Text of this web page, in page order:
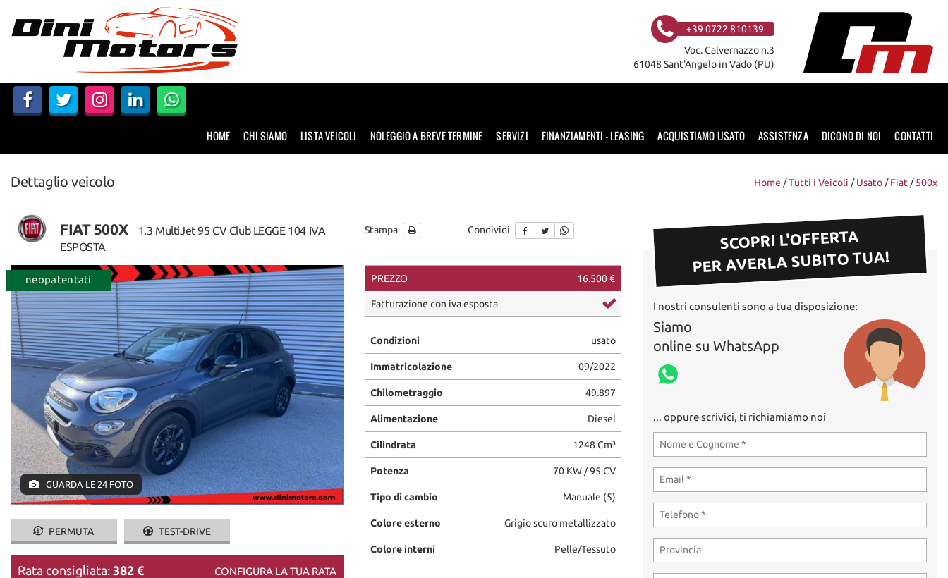
HOME
LISTA VEICOLI
SERVIZI
FINANZIAMENTI – LEASING
ACQUISTIAMO USATO
ASSISTENZA
DICONO DI NOI
CONTATTI
+39 0722 810139
Voc. Calvernazzo n.3
61048 Sant'Angelo in Vado (PU)
HOME CHI SIAMO LISTA VEICOLI NOLEGGIO A BREVE TERMINE SERVIZI FINANZIAMENTI – LEASING ACQUISTIAMO USATO ASSISTENZA DICONO DI NOI CONTATTI
Dettaglio veicolo Home /Tutti I Veicoli /Usato /Fiat /500x
FIAT 500X
1.3 MultiJet 95 CV Club LEGGE 104 IVA
ESPOSTA
Stampa Condividi
ordinabile neopatentati ordinabile
GUARDA LE 24 FOTO
PERMUTA TEST-DRIVE
Rata consigliata: 382 € CONFIGURA LA TUA RATA
PREZZO 16.500 €
Fatturazione con iva esposta
Condizioni usato
Immatricolazione 09/2022
Chilometraggio 49.897
Alimentazione Diesel
Cilindrata 1248 Cm³
Potenza 70 KW / 95 CV
Tipo di cambio Manuale (5)
Colore esterno Grigio scuro metallizzato
Colore interni Pelle/Tessuto
SCOPRI L'OFFERTA
PER AVERLA SUBITO TUA!
I nostri consulenti sono a tua disposizione:
Siamo
online su WhatsApp
... oppure scrivici, ti richiamiamo noi